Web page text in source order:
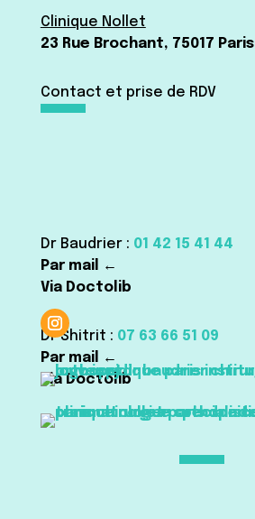
Clinique Nollet
23 Rue Brochant, 75017 Paris
Contact et prise de RDV
Dr Baudrier : 01 42 15 41 44
Par mail ←
Via Doctolib
Dr Shitrit : 07 63 66 51 09
Par mail ←
Via Doctolib